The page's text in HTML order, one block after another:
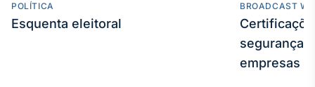
POLÍTICA
Esquenta eleitoral
BROADCAST
segurança
empresas